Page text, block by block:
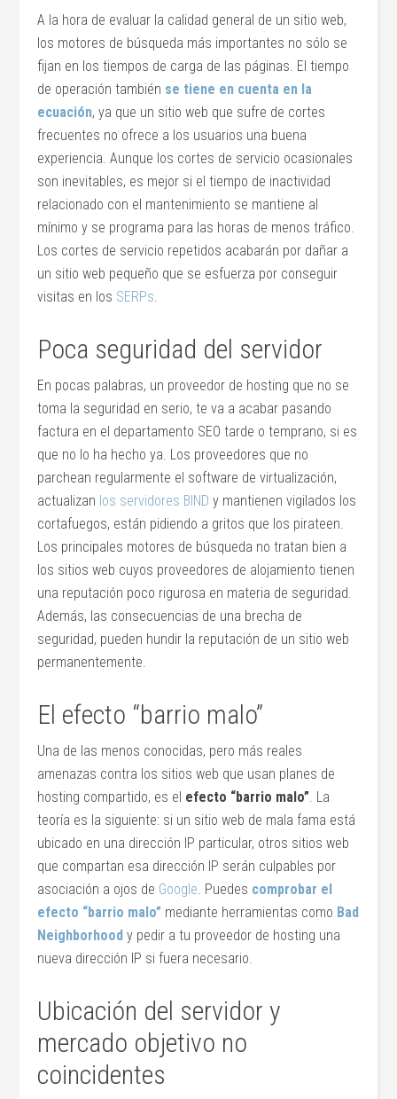
A la hora de evaluar la calidad general de un sitio web,
los motores de búsqueda más importantes no sólo se
fijan en los tiempos de carga de las páginas. El tiempo
de operación también se tiene en cuenta en la
ecuación, ya que un sitio web que sufre de cortes
frecuentes no ofrece a los usuarios una buena
experiencia. Aunque los cortes de servicio ocasionales
son inevitables, es mejor si el tiempo de inactividad
relacionado con el mantenimiento se mantiene al
mínimo y se programa para las horas de menos tráfico.
Los cortes de servicio repetidos acabarán por dañar a
un sitio web pequeño que se esfuerza por conseguir
visitas en los SERPs.
Poca seguridad del servidor
En pocas palabras, un proveedor de hosting que no se
toma la seguridad en serio, te va a acabar pasando
factura en el departamento SEO tarde o temprano, si es
que no lo ha hecho ya. Los proveedores que no
parchean regularmente el software de virtualización,
actualizan los servidores BIND y mantienen vigilados los
cortafuegos, están pidiendo a gritos que los pirateen.
Los principales motores de búsqueda no tratan bien a
los sitios web cuyos proveedores de alojamiento tienen
una reputación poco rigurosa en materia de seguridad.
Además, las consecuencias de una brecha de
seguridad, pueden hundir la reputación de un sitio web
permanentemente.
El efecto “barrio malo”
Una de las menos conocidas, pero más reales
amenazas contra los sitios web que usan planes de
hosting compartido, es el efecto “barrio malo”. La
teoría es la siguiente: si un sitio web de mala fama está
ubicado en una dirección IP particular, otros sitios web
que compartan esa dirección IP serán culpables por
asociación a ojos de Google. Puedes comprobar el
efecto “barrio malo” mediante herramientas como Bad
Neighborhood y pedir a tu proveedor de hosting una
nueva dirección IP si fuera necesario.
Ubicación del servidor y
mercado objetivo no
coincidentes